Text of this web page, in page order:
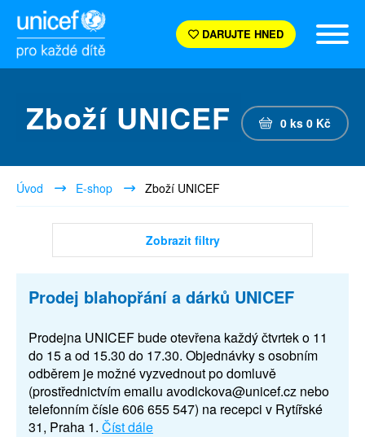
DARUJTE HNED
Zboží UNICEF 0 ks 0 Kč
Úvod E-shop Zboží UNICEF
Zobrazit filtry
Prodej blahopřání a dárků UNICEF
Prodejna UNICEF bude otevřena každý čtvrtek o 11
do 15 a od 15.30 do 17.30. Objednávky s osobním
odběrem je možné vyzvednout po domluvě
(prostřednictvím emailu avodickova@unicef.cz nebo
telefonním čísle 606 655 547) na recepci v Rytířské
31, Praha 1. Číst dále